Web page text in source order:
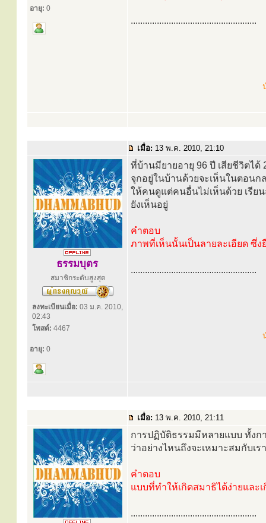
อายุ: 0
.....................................................
เมื่อ: 13 พ.ค. 2010, 21:10
ธรรมบุตร
สมาชิกระดับสูงสุด
ลงทะเบียนเมื่อ: 03 ม.ค. 2010,
02:43
โพสต์: 4467
อายุ: 0
ที่บ้านมียายอายุ 96 ปี เสียชีวิตไ
จุกอยู่ในบ้านด้วยจะเห็นในตอนก
ให้คนดูแต่คนอื่นไม่เห็นด้วย เรีย
ยังเห็นอยู่
คำตอบ
ภาพที่เห็นนั้นเป็นลายละเอียด
.....................................................
เมื่อ: 13 พ.ค. 2010, 21:11
การปฏิบัติธรรมมีหลายแบบ ทั้งก
ว่าอย่างไหนถึงจะเหมาะสมกับเ
คำตอบ
แบบที่ทำให้เกิดสมาธิได้ง่ายและ
.....................................................